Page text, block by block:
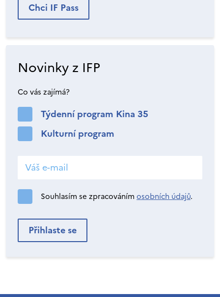
Chci IF Pass
Novinky z IFP
Co vás zajímá?
Týdenní program Kina 35
Kulturní program
Souhlasím se zpracováním osobních údajů.